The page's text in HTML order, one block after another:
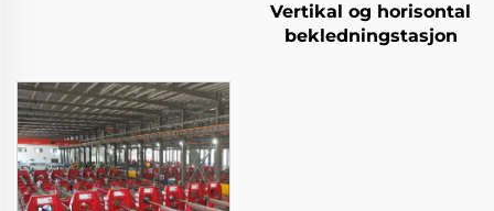
Vertikal og horisontal
bekledningstasjon